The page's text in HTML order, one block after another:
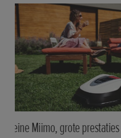
Kleine Miimo, grote prestaties